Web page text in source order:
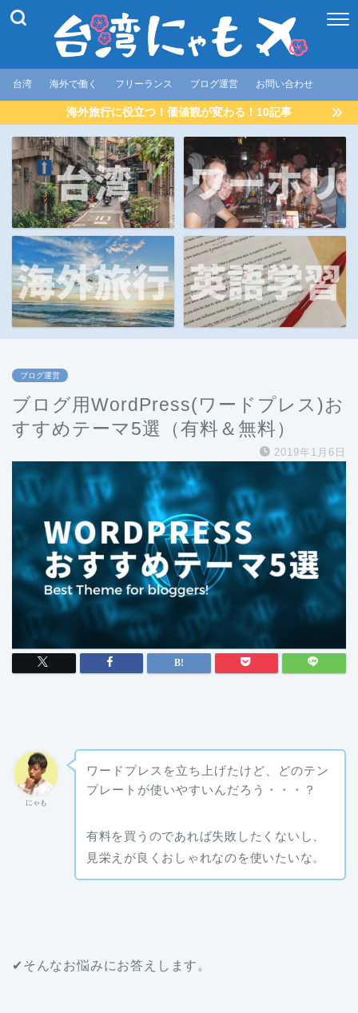
台湾 海外で働く フリーランス ブログ運営 お問い合わせ
海外旅行に役立つ！価値観が変わる！10記事
ブログ運営
ブログ用WordPress(ワードプレス)お
すすめテーマ5選（有料＆無料）
2019年1月6日
にゃも
ワードプレスを立ち上げたけど、どのテン
プレートが使いやすいんだろう・・・？
有料を買うのであれば失敗したくないし、
見栄えが良くおしゃれなのを使いたいな。
✔そんなお悩みにお答えします。